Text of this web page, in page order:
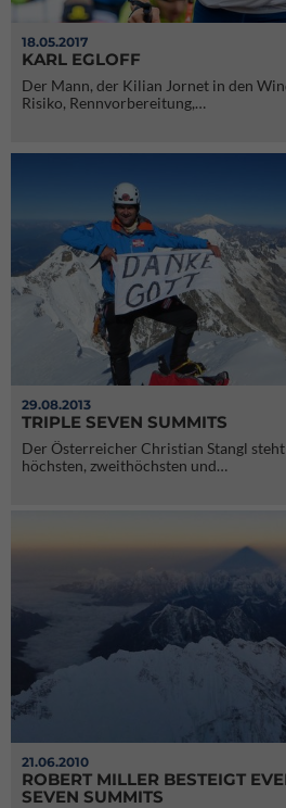
18.05.2017
KARL EGLOFF
Der Mann, der Kilian Jornet in den
Risiko, Rennvorbereitung,…
29.08.2013
TRIPLE SEVEN SUMMITS
Der Österreicher Christian Stangl
höchsten, zweithöchsten und…
21.06.2010
ROBERT MILLER BESTEIGT
SEVEN SUMMITS